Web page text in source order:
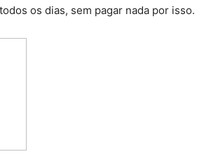
todos os dias, sem pagar nada por isso.